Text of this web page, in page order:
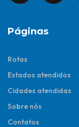
Páginas
Rotas
Estados atendidos
Cidades atendidas
Sobre nós
Contatos